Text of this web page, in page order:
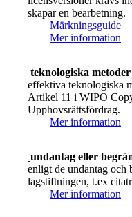
skapar en bearbetning.
Märkningsguide
Mer information
teknologiska metoder
effektiva teknologiska
Artikel 11 i WIPO
Upphovsrättsfördrag.
Mer information
undantag eller
enligt de undantag och
lagstiftningen, t.ex
Mer information